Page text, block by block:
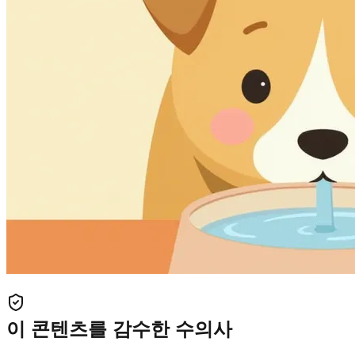
이 콘텐츠를 감수한 수의사